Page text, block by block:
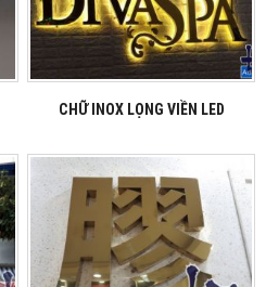
CHỮ INOX LỌNG VIỀN LED